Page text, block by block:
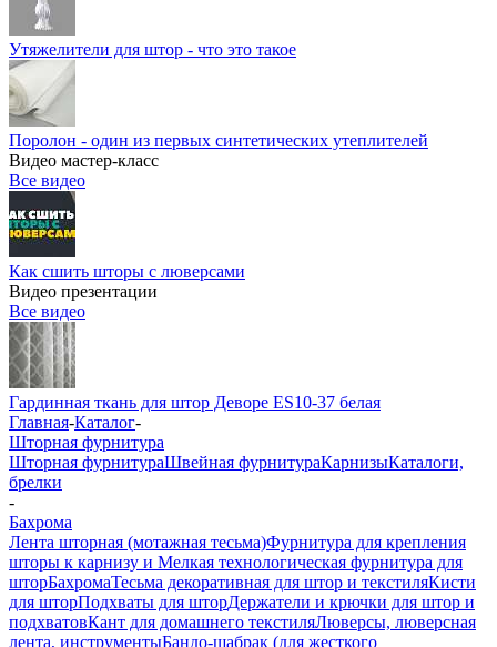
Утяжелители для штор - что это такое
Поролон - один из первых синтетических утеплителей
Видео мастер-класс
Все видео
Как сшить шторы с люверсами
Видео презентации
Все видео
Гардинная ткань для штор Деворе ES10-37 белая
Главная-Каталог-
Шторная фурнитура
Шторная фурнитураШвейная фурнитураКарнизыКаталоги,
брелки
-
Бахрома
Лента шторная (мотажная тесьма)Фурнитура для крепления
шторы к карнизу и Мелкая технологическая фурнитура для
шторБахромаТесьма декоративная для штор и текстиляКисти
для шторПодхваты для шторДержатели и крючки для штор и
подхватовКант для домашнего текстиляЛюверсы, люверсная
лента, инструментыБандо-шабрак (для жесткого